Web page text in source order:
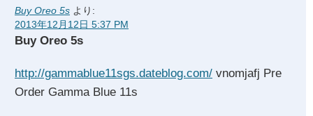
Buy Oreo 5s より:
2013年12月12日 5:37 PM
Buy Oreo 5s
http://gammablue11sgs.dateblog.com/ vnomjafj Pre
Order Gamma Blue 11s